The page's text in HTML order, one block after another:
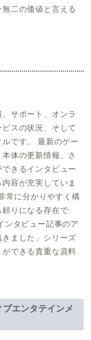
二の価値と言える
サポート、オンラ
スの状況、そして
です。 最新のゲー
体の更新情報、さ
きるインタビュー
容が充実していま
常に分かりやすく構
りになる存在で
ンタビュー記事のア
ました」シリーズ
できる貴重な資料
エンタテインメ